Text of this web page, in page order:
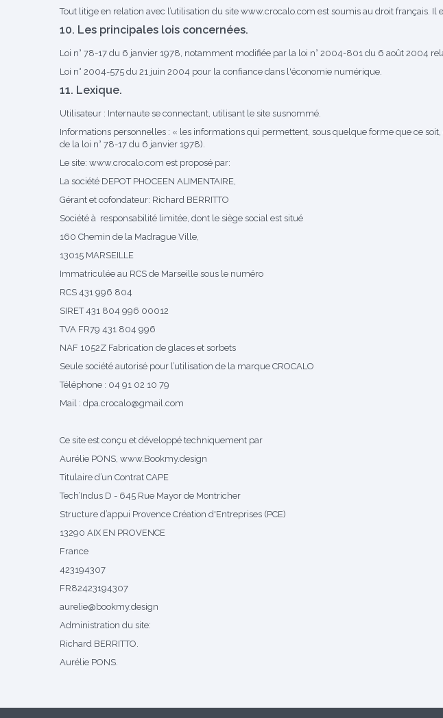
Tout litige en relation avec l’utilisation du site www.crocalo.com est soumis au droit français. Il
10. Les principales lois concernées.
Loi n° 78-17 du 6 janvier 1978, notamment modifiée par la loi n° 2004-801 du 6 août 2004
Loi n° 2004-575 du 21 juin 2004 pour la confiance dans l'économie numérique.
11. Lexique.
Utilisateur : Internaute se connectant, utilisant le site susnommé.
Informations personnelles : « les informations qui permettent, sous quelque forme que ce
de la loi n° 78-17 du 6 janvier 1978).
Le site: www.crocalo.com est proposé par:
La société DEPOT PHOCEEN ALIMENTAIRE,
Gérant et cofondateur: Richard BERRITTO
Société à responsabilité limitée, dont le siège social est situé
160 Chemin de la Madrague Ville,
13015 MARSEILLE
Immatriculée au RCS de Marseille sous le numéro
RCS 431 996 804
SIRET 431 804 996 00012
TVA FR79 431 804 996
NAF 1052Z Fabrication de glaces et sorbets
Seule société autorisé pour l’utilisation de la marque CROCALO
Téléphone : 04 91 02 10 79
Mail : dpa.crocalo@gmail.com
Ce site est conçu et développé techniquement par
Aurélie PONS, www.Bookmy.design
Titulaire d’un Contrat CAPE
Tech’Indus D - 645 Rue Mayor de Montricher
Structure d’appui Provence Création d'Entreprises (PCE)
13290 AIX EN PROVENCE
France
423194307
FR82423194307
aurelie@bookmy.design
Administration du site:
Richard BERRITTO.
Aurélie PONS.